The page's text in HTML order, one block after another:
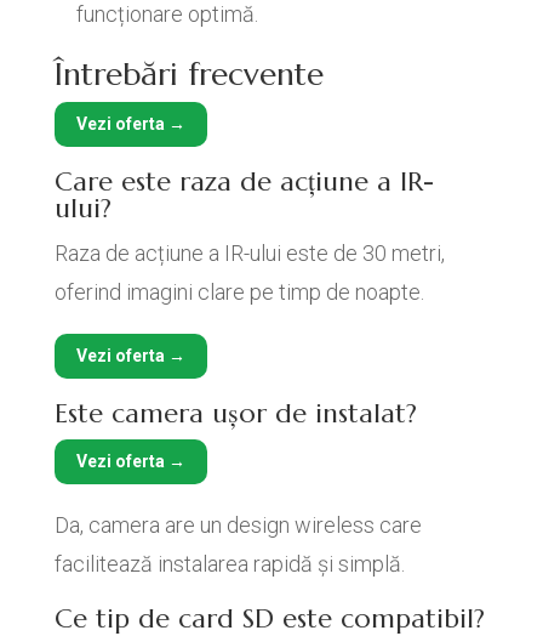
funcționare optimă.
Întrebări frecvente
Vezi oferta →
Care este raza de acțiune a IR-
ului?
Raza de acțiune a IR-ului este de 30 metri,
oferind imagini clare pe timp de noapte.
Vezi oferta →
Este camera ușor de instalat?
Vezi oferta →
Da, camera are un design wireless care
facilitează instalarea rapidă și simplă.
Ce tip de card SD este compatibil?